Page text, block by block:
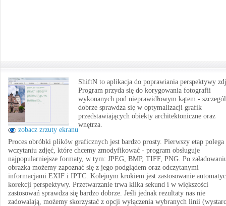
zobacz zrzuty ekranu
ShiftN to aplikacja do poprawiania perspektywy
Program przyda się do korygowania fotografii
wykonanych pod nieprawidłowym kątem -
dobrze sprawdza się w optymalizacji grafik
przedstawiających obiekty architektoniczne oraz
wnętrza.
Proces obróbki plików graficznych jest bardzo prosty. Pierwszy etap polega
wczytaniu zdjęć, które chcemy zmodyfikować - program obsługuje
najpopularniejsze formaty, w tym: JPEG, BMP, TIFF, PNG. Po
obrazka możemy zapoznać się z jego podglądem oraz odczytanymi
informacjami EXIF i IPTC. Kolejnym krokiem jest zastosowanie
korekcji perspektywy. Przetwarzanie trwa kilka sekund i w większości
zastosowań sprawdza się bardzo dobrze. Jeśli jednak rezultaty nas nie
zadowalają, możemy skorzystać z opcji wyłączenia wybranych linii